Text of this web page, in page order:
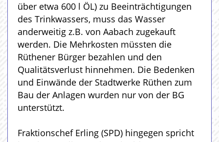
über etwa 600 l ÖL) zu Beeinträchtigungen
des Trinkwassers, muss das Wasser
anderweitig z.B. von Aabach zugekauft
werden. Die Mehrkosten müssten die
Rüthener Bürger bezahlen und den
Qualitätsverlust hinnehmen. Die Bedenken
und Einwände der Stadtwerke Rüthen zum
Bau der Anlagen wurden nur von der BG
unterstützt.
Fraktionschef Erling (SPD) hingegen spricht